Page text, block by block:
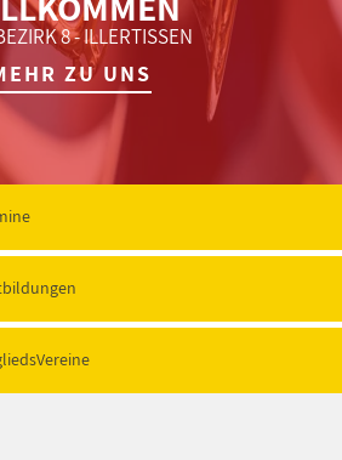
8 - ILLERTISSEN
ZU UNS